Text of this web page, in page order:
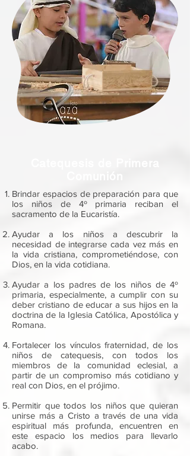
Brindar espacios de preparación para que
los niños de 4º primaria reciban el
sacramento de la Eucaristía.
Ayudar a los niños a descubrir la
necesidad de integrarse cada vez más en
la vida cristiana, comprometiéndose, con
Dios, en la vida cotidiana.
Ayudar a los padres de los niños de 4º
primaria, especialmente, a cumplir con su
deber cristiano de educar a sus hijos en la
doctrina de la Iglesia Católica, Apostólica y
Romana.
Fortalecer los vínculos fraternidad, de los
niños de catequesis, con todos los
miembros de la comunidad eclesial, a
partir de un compromiso más cotidiano y
real con Dios, en el prójimo.
Permitir que todos los niños que quieran
unirse más a Cristo a través de una vida
espiritual más profunda, encuentren en
este espacio los medios para llevarlo
acabo.